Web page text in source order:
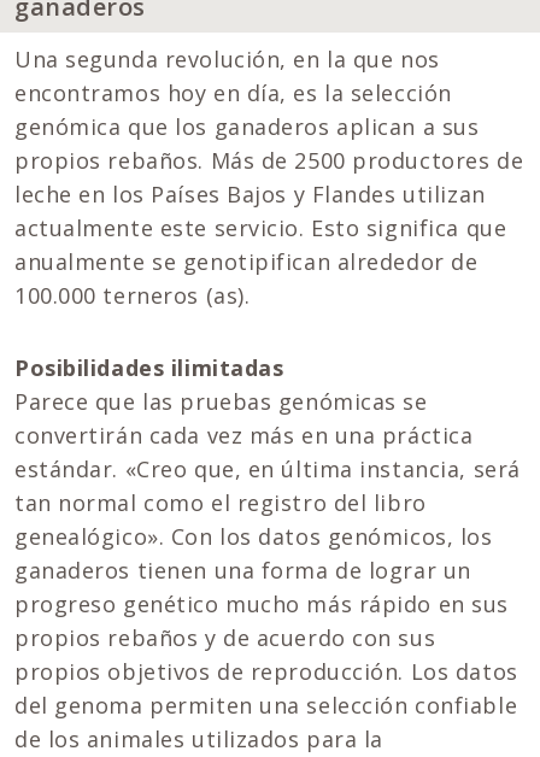
ganaderos
Una segunda revolución, en la que nos
encontramos hoy en día, es la selección
genómica que los ganaderos aplican a sus
propios rebaños. Más de 2500 productores de
leche en los Países Bajos y Flandes utilizan
actualmente este servicio. Esto significa que
anualmente se genotipifican alrededor de
100.000 terneros (as).
Posibilidades ilimitadas
Parece que las pruebas genómicas se
convertirán cada vez más en una práctica
estándar. «Creo que, en última instancia, será
tan normal como el registro del libro
genealógico». Con los datos genómicos, los
ganaderos tienen una forma de lograr un
progreso genético mucho más rápido en sus
propios rebaños y de acuerdo con sus
propios objetivos de reproducción. Los datos
del genoma permiten una selección confiable
de los animales utilizados para la